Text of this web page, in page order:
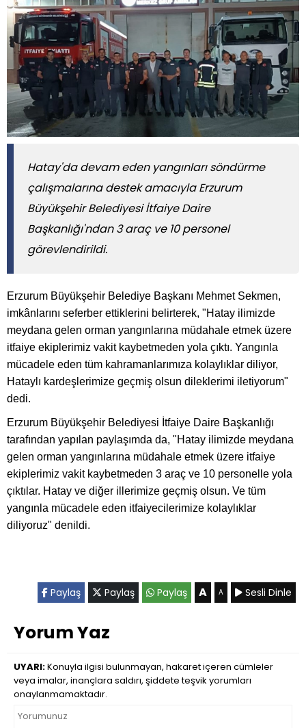
Hatay'da devam eden yangınları söndürme
çalışmalarına destek amacıyla Erzurum
Büyükşehir Belediyesi İtfaiye Daire
Başkanlığı'ndan 3 araç ve 10 personel
görevlendirildi.
Erzurum Büyükşehir Belediye Başkanı Mehmet Sekmen,
imkânlarını seferber ettiklerini belirterek, "Hatay ilimizde
meydana gelen orman yangınlarına müdahale etmek üzere
itfaiye ekiplerimiz vakit kaybetmeden yola çıktı. Yangınla
mücadele eden tüm kahramanlarımıza kolaylıklar diliyor,
Hataylı kardeşlerimize geçmiş olsun dileklerimi iletiyorum"
dedi.
Erzurum Büyükşehir Belediyesi İtfaiye Daire Başkanlığı
tarafından yapılan paylaşımda da, "Hatay ilimizde meydana
gelen orman yangınlarına müdahale etmek üzere itfaiye
ekiplerimiz vakit kaybetmeden 3 araç ve 10 personelle yola
çıktılar. Hatay ve diğer illerimize geçmiş olsun. Ve tüm
yangınla mücadele eden itfaiyecilerimize kolaylıklar
diliyoruz" denildi.
Paylaş Paylaş Paylaş A A Sesli Dinle
Yorum Yaz
UYARI:Konuyla ilgisi bulunmayan, hakaret içeren cümleler
veya imalar, inançlara saldırı, şiddete teşvik yorumları
onaylanmamaktadır.